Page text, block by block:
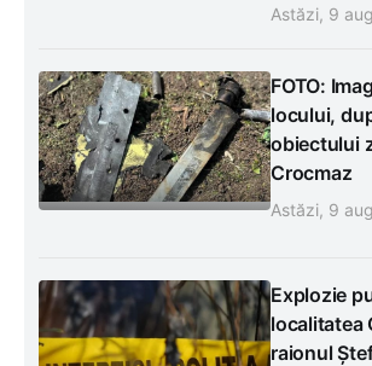
Astăzi, 9
FOTO:
locului,
obiectului
Crocmaz
Astăzi, 9
Explozie
localitatea
raionul